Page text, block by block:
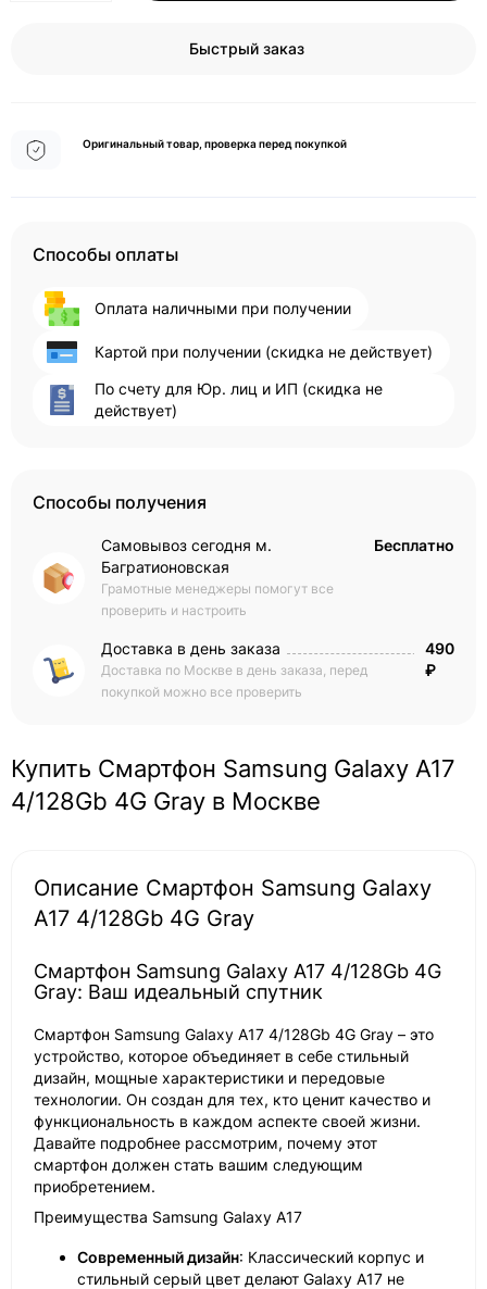
Быстрый заказ
Оригинальный товар, проверка перед покупкой
Способы оплаты
Оплата наличными при получении
Картой при получении (скидка не действует)
По счету для Юр. лиц и ИП (скидка не
действует)
Способы получения
Самовывоз сегодня м.
Багратионовская
Грамотные менеджеры помогут все
проверить и настроить
Бесплатно
Доставка в день заказа
Доставка по Москве в день заказа, перед
покупкой можно все проверить
490
₽
Купить Смартфон Samsung Galaxy A17
4/128Gb 4G Gray в Москве
Описание Смартфон Samsung Galaxy
A17 4/128Gb 4G Gray
Смартфон Samsung Galaxy A17 4/128Gb 4G
Gray: Ваш идеальный спутник
Смартфон Samsung Galaxy A17 4/128Gb 4G Gray – это
устройство, которое объединяет в себе стильный
дизайн, мощные характеристики и передовые
технологии. Он создан для тех, кто ценит качество и
функциональность в каждом аспекте своей жизни.
Давайте подробнее рассмотрим, почему этот
смартфон должен стать вашим следующим
приобретением.
Преимущества Samsung Galaxy A17
Современный дизайн: Классический корпус и
стильный серый цвет делают Galaxy A17 не